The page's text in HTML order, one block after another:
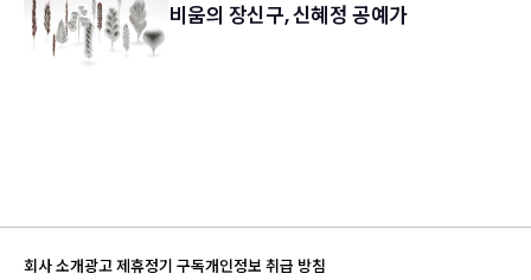
비움의 장신구, 신혜정 공예가
회사 소개광고 제휴정기 구독개인정보 취급 방침